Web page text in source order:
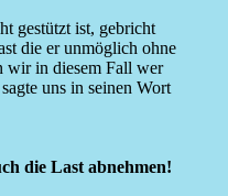
gestützt ist, gebricht
die er unmöglich ohne
wir in diesem Fall wer
uns in seinen Wort
die Last abnehmen!